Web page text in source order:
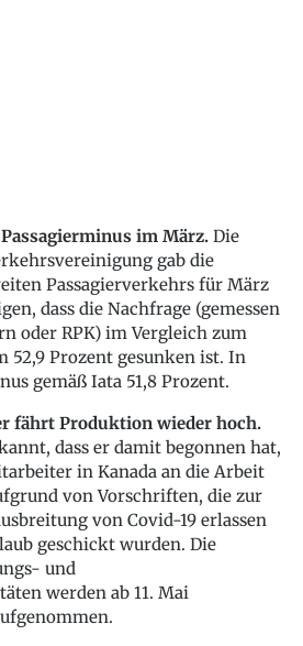
Passagierminus im März. Die
gab die
Passagierverkehrs für März
dass die Nachfrage (gemessen
oder RPK) im Vergleich zum
52,9 Prozent gesunken ist. In
gemäß Iata 51,8 Prozent.
fährt Produktion wieder hoch.
dass er damit begonnen hat,
in Kanada an die Arbeit
von Vorschriften, die zur
von Covid-19 erlassen
geschickt wurden. Die
und
werden ab 11. Mai